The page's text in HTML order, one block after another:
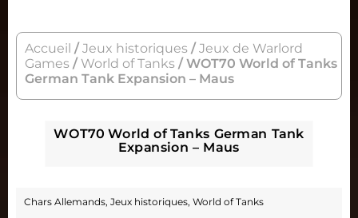
Accueil /Jeux historiques /Jeux de Warlord
Games / World of Tanks / WOT70 World of Tanks
German Tank Expansion – Maus
WOT70 World of Tanks German Tank
Expansion – Maus
Chars Allemands, Jeux historiques, World of Tanks